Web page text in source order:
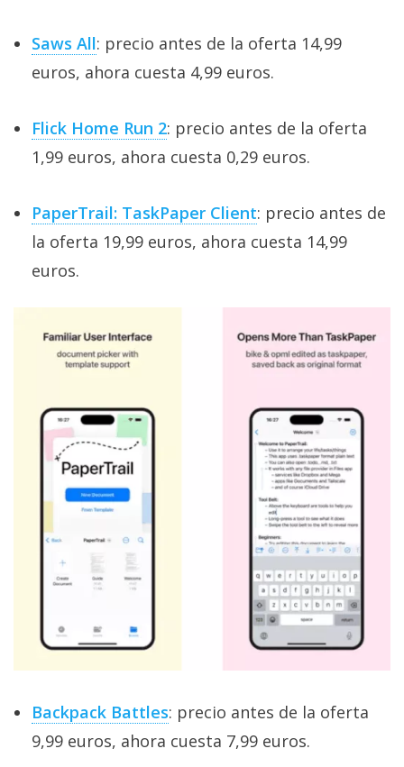
Saws All: precio antes de la oferta 14,99
euros, ahora cuesta 4,99 euros.
Flick Home Run 2: precio antes de la oferta
1,99 euros, ahora cuesta 0,29 euros.
PaperTrail: TaskPaper Client: precio antes de
la oferta 19,99 euros, ahora cuesta 14,99
euros.
Backpack Battles: precio antes de la oferta
9,99 euros, ahora cuesta 7,99 euros.